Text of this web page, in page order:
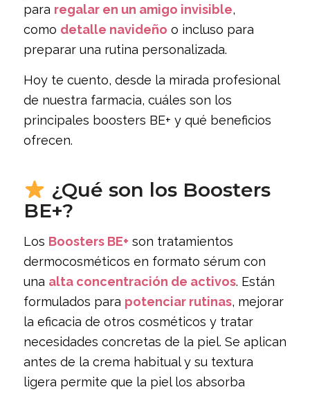
para regalar en un amigo invisible,
como detalle navideño o incluso para
preparar una rutina personalizada.
Hoy te cuento, desde la mirada profesional
de nuestra farmacia, cuáles son los
principales boosters BE+ y qué beneficios
ofrecen.
¿Qué son los Boosters
BE+?
Los Boosters BE+ son tratamientos
dermocosméticos en formato sérum con
una alta concentración de activos. Están
formulados para potenciar rutinas, mejorar
la eficacia de otros cosméticos y tratar
necesidades concretas de la piel. Se aplican
antes de la crema habitual y su textura
ligera permite que la piel los absorba